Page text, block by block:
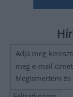
Adja meg
meg e-mail
Megismertem